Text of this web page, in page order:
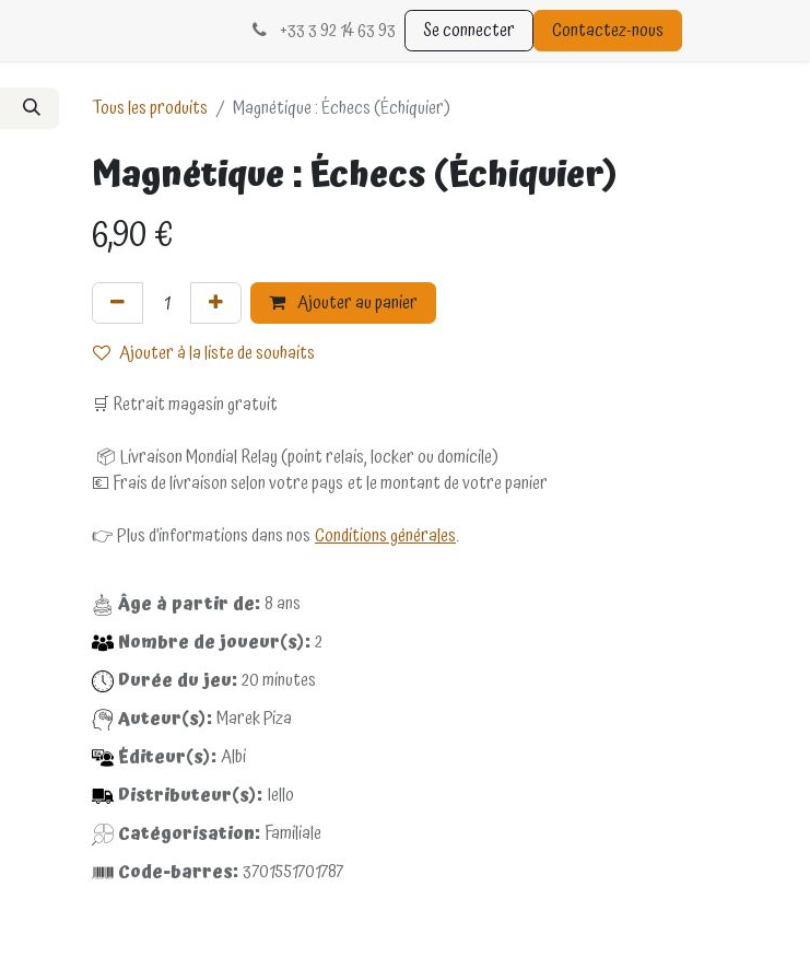
+33 3 92 14 63 93 Se connecter Contactez-nous
Tous les produits Magnétique : Échecs (Échiquier)
Magnétique : Échecs (Échiquier)
6,90€
Ajouter au panier
Ajouter à la liste de souhaits
🛒 Retrait magasin gratuit
📦 Livraison Mondial Relay (point relais, locker ou domicile)
💶 Frais de livraison selon votre pays et le montant de votre panier
👉 Plus d’informations dans nosConditions générales.
Âge à partir de:8ans
Nombre de joueur(s):2
Durée du jeu:20minutes
Auteur(s):Marek Piza
Éditeur(s):Albi
Distributeur(s):Iello
Catégorisation:Familiale
Code-barres:3701551701787